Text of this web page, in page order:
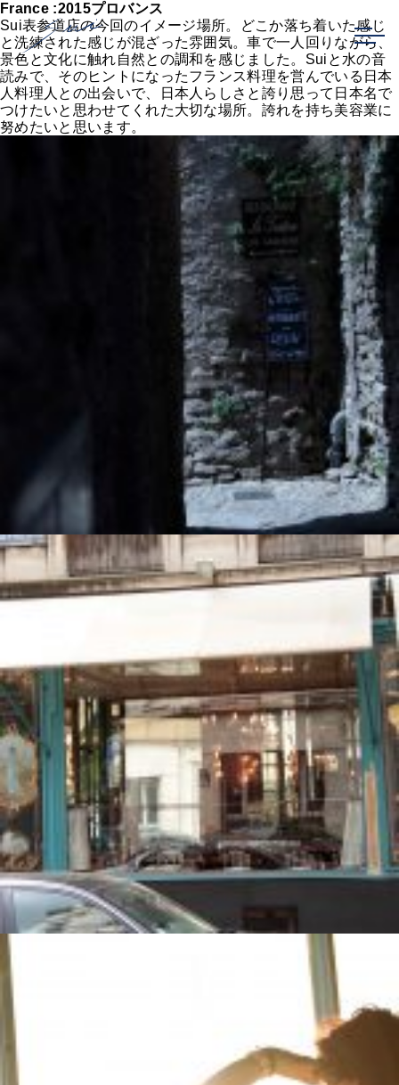
France :2015プロバンス
Sui表参道店の今回のイメージ場所。どこか落ち着いた感じ
と洗練された感じが混ざった雰囲気。車で一人回りながら、
景色と文化に触れ自然との調和を感じました。Suiと水の音
読みで、そのヒントになったフランス料理を営んでいる日本
人料理人との出会いで、日本人らしさと誇り思って日本名で
つけたいと思わせてくれた大切な場所。誇れを持ち美容業に
努めたいと思います。